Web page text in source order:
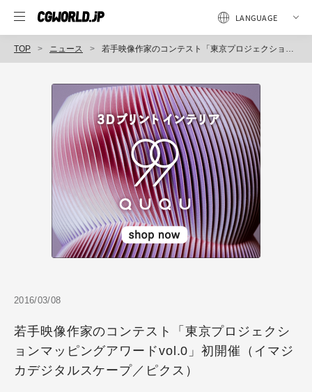
TOP ニュース 若手映像作家のコンテスト「東京プロジェクションマッピングアワードvol.0」初開催（イマジカデジタルスケープ／ピクス）
2016/03/08
若手映像作家のコンテスト「東京プロジェクシ
ョンマッピングアワードvol.0」初開催（イマジ
カデジタルスケープ／ピクス）